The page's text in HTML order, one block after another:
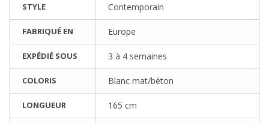
STYLE Contemporain
FABRIQUÉ EN Europe
EXPÉDIÉ SOUS 3 à 4 semaines
COLORIS Blanc mat/béton
LONGUEUR 165 cm